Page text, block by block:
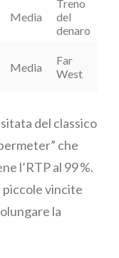
Media
Treno
del
denaro
Media
Far
West
del classico
che
l’RTP al 99 %.
piccole vincite
la